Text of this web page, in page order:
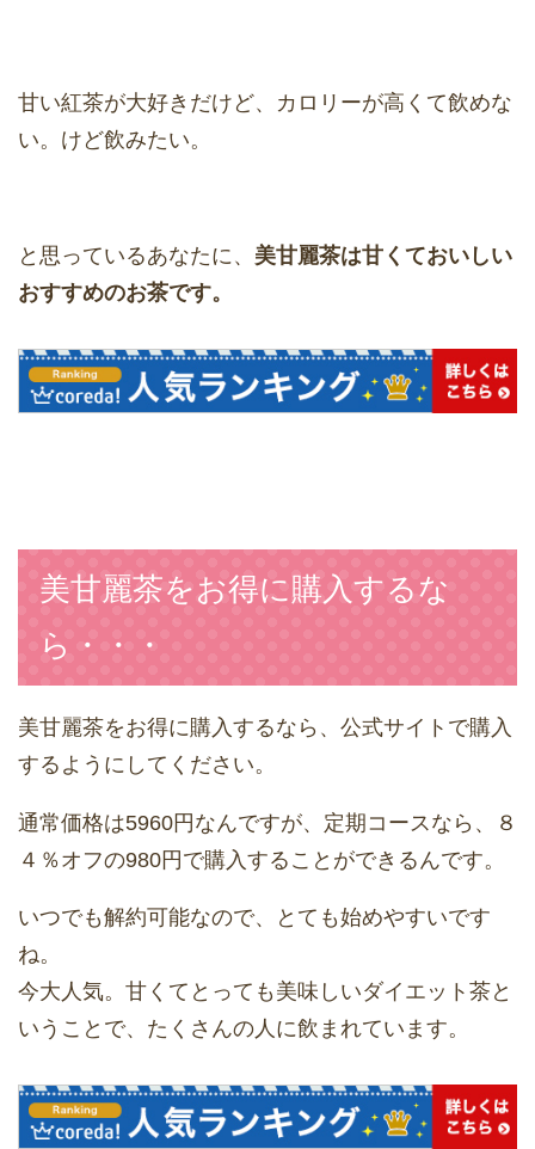
甘い紅茶が大好きだけど、カロリーが高くて飲めな
い。けど飲みたい。
と思っているあなたに、 美甘麗茶は甘くておいしい
おすすめのお茶です。
美甘麗茶をお得に購入するな
ら・・・
美甘麗茶をお得に購入するなら、公式サイトで購入
するようにしてください。
通常価格は5960円なんですが、定期コースなら、８
４％オフの980円で購入することができるんです。
いつでも解約可能なので、とても始めやすいです
ね。
今大人気。甘くてとっても美味しいダイエット茶と
いうことで、たくさんの人に飲まれています。